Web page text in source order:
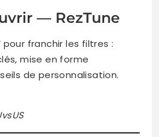
— RezTune
franchir les filtres :
mise en forme
de personnalisation.